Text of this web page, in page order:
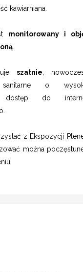
kawiarniana.
monitorowany i
szatnie ,
sanitarne o
do
z Ekspozycji
można